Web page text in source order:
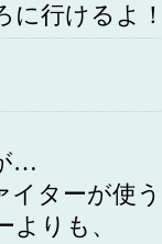
に行けるよ
…
ターが使
りも、